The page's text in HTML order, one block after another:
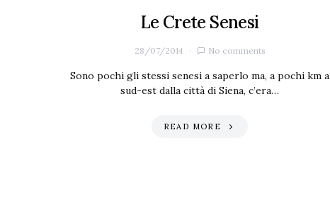
Le Crete Senesi
28/07/2014 No comments
Sono pochi gli stessi senesi a saperlo ma, a pochi km a
sud-est dalla città di Siena, c’era…
READ MORE